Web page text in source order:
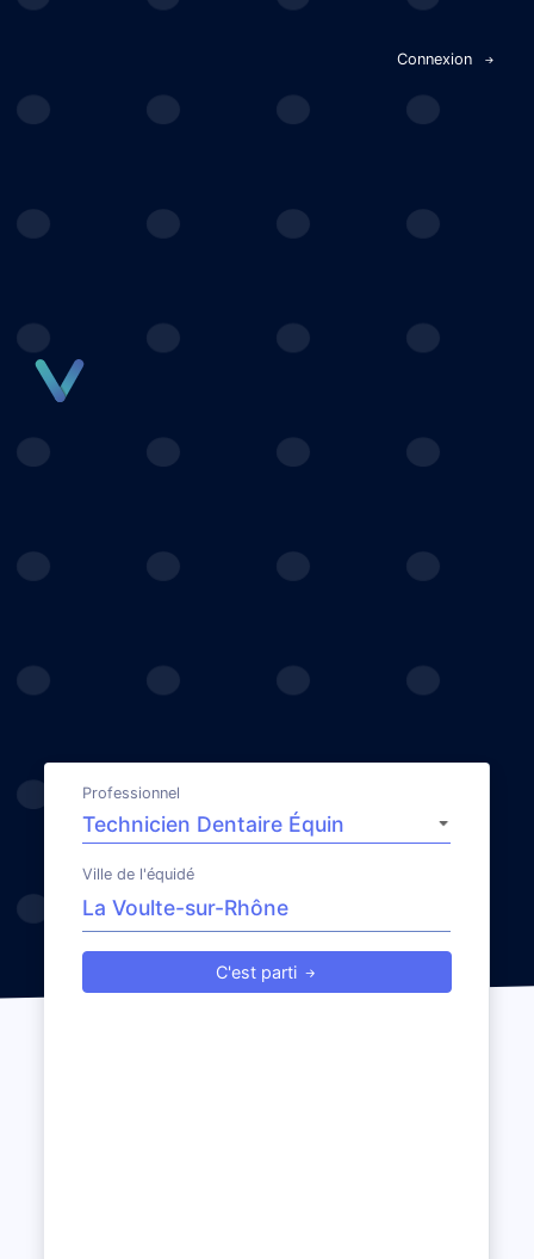
Connexion
Professionnel
Ville de l'équidé
C'est parti